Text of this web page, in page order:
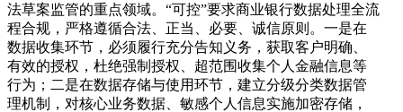
法草案监管的重点领域。“可控”要求商业银行数据处理全流
程合规，严格遵循合法、正当、必要、诚信原则。一是在
数据收集环节，必须履行充分告知义务，获取客户明确、
有效的授权，杜绝强制授权、超范围收集个人金融信息等
行为；二是在数据存储与使用环节，建立分级分类数据管
理机制，对核心业务数据、敏感个人信息实施加密存储，